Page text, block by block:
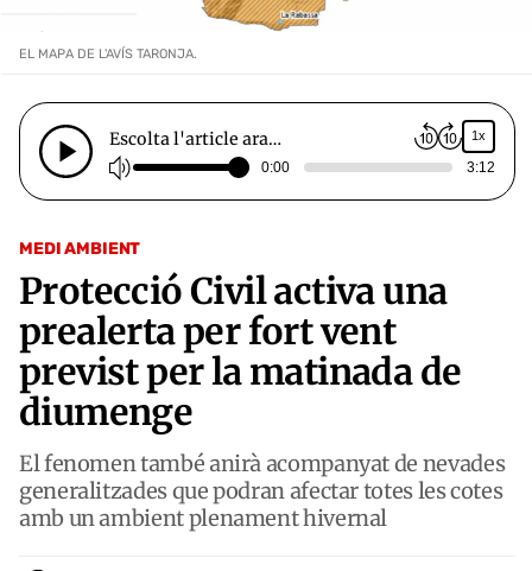
MEDI AMBIENT
Protecció Civil activa una
prealerta per fort vent
previst per la matinada de
diumenge
El fenomen també anirà acompanyat de nevades
generalitzades que podran afectar totes les cotes
amb un ambient plenament hivernal
EL MAPA DE L'AVÍS TARONJA.
Escolta l'article ara… 1x
0:00 3:12